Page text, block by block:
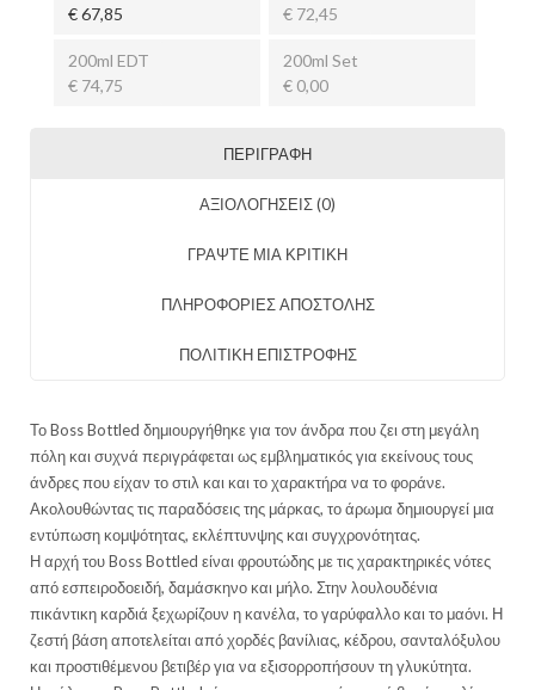
€ 67,85
€ 72,45
200ml EDT
€ 74,75
200ml Set
€ 0,00
ΠΕΡΙΓΡΑΦΉ
ΑΞΙΟΛΟΓΉΣΕΙΣ (0)
ΓΡΑΨΤΕ ΜΙΑ ΚΡΙΤΙΚΗ
ΠΛΗΡΟΦΟΡΙΕΣ ΑΠΟΣΤΟΛΗΣ
ΠΟΛΙΤΙΚΗ ΕΠΙΣΤΡΟΦΗΣ
Το Boss Bottled δημιουργήθηκε για τον άνδρα που ζει στη μεγάλη
πόλη και συχνά περιγράφεται ως εμβληματικός για εκείνους τους
άνδρες που είχαν το στιλ και και το χαρακτήρα να το φοράνε.
Ακολουθώντας τις παραδόσεις της μάρκας, το άρωμα δημιουργεί μια
εντύπωση κομψότητας, εκλέπτυνψης και συγχρονότητας.
Η αρχή του Boss Bottled είναι φρουτώδης με τις χαρακτηρικές νότες
από εσπειροδοειδή, δαμάσκηνο και μήλο. Στην λουλουδένια
πικάντικη καρδιά ξεχωρίζουν η κανέλα, το γαρύφαλλο και το μαόνι. Η
ζεστή βάση αποτελείται από χορδές βανίλιας, κέδρου, σανταλόξυλου
και προστιθέμενου βετιβέρ για να εξισορροπήσουν τη γλυκύτητα.